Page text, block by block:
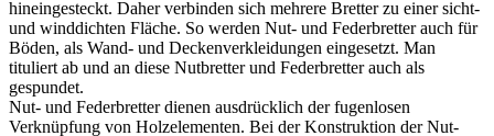
hineingesteckt. Daher verbinden sich mehrere Bretter zu einer sicht-
und winddichten Fläche. So werden Nut- und Federbretter auch für
Böden, als Wand- und Deckenverkleidungen eingesetzt. Man
tituliert ab und an diese Nutbretter und Federbretter auch als
gespundet.
Nut- und Federbretter dienen ausdrücklich der fugenlosen
Verknüpfung von Holzelementen. Bei der Konstruktion der Nut-